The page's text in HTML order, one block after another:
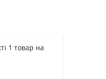
1 товар на